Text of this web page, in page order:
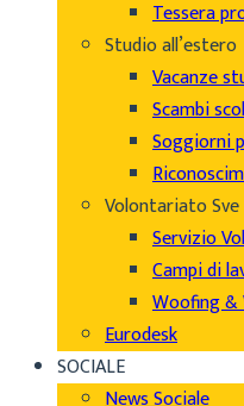
Tessera
Studio all’estero
Vacanze
Scambi
Soggiorni
Volontariato Sve
Servizio
Campi di
Woofing &
Eurodesk
SOCIALE
News Sociale